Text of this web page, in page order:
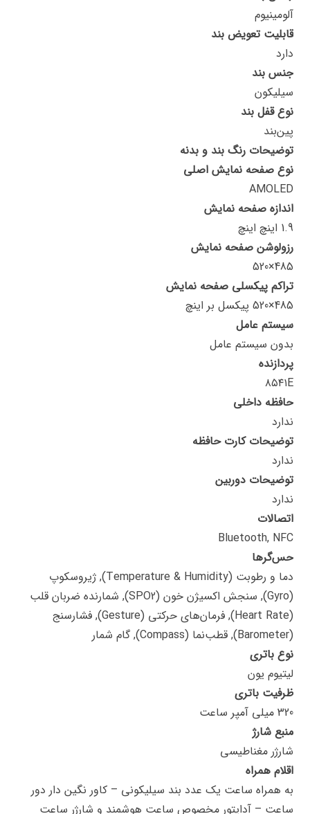
آلومینیوم
قابلیت تعویض بند
دارد
جنس بند
سیلیکون
نوع قفل بند
پین‌بند
توضیحات رنگ بند و بدنه
نوع صفحه نمایش اصلی
AMOLED
اندازه صفحه نمایش
1.9 اینچ اینچ
رزولوشن صفحه نمایش
485×520
تراکم پیکسلی صفحه نمایش
485×520 پیکسل بر اینچ
سیستم عامل
بدون سیستم عامل
پردازنده
۸۵۴۱E
حافظه داخلی
ندارد
توضیحات کارت حافظه
ندارد
توضیحات دوربین
ندارد
اتصالات
Bluetooth, NFC
حس‌گرها
دما و رطوبت (Temperature & Humidity), ژیروسکوپ
(Gyro), سنجش اکسیژن خون (SPO2), شمارنده ضربان قلب
(Heart Rate), فرمان‌های حرکتی (Gesture), فشارسنج
(Barometer), قطب‌نما (Compass), گام شمار
نوع باتری
لیتیوم یون
ظرفیت باتری
320 میلی آمپر ساعت
منبع شارژ
شارژر مغناطیسی
اقلام همراه
به همراه ساعت یک عدد بند سیلیکونی – کاور نگین دار دور
ساعت – آداپتور مخصوص ساعت هوشمند و شارژر ساعت